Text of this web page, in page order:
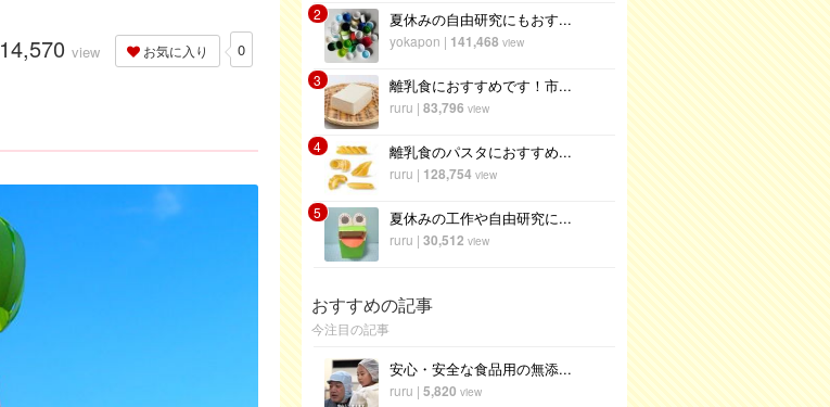
14,570 view お気に入り 0
2 夏休みの自由研究にもおす...
yokapon | 141,468 view
3 離乳食におすすめです！市...
ruru | 83,796 view
4 離乳食のパスタにおすすめ...
ruru | 128,754 view
5 夏休みの工作や自由研究に...
ruru | 30,512 view
おすすめの記事
今注目の記事
安心・安全な食品用の無添...
ruru | 5,820 view